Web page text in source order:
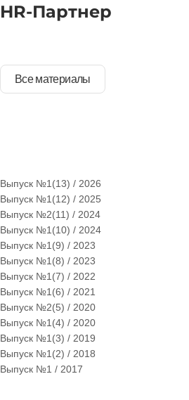
HR-Партнер
Все материалы
Выпуск №1(13) / 2026
Выпуск №1(12) / 2025
Выпуск №2(11) / 2024
Выпуск №1(10) / 2024
Выпуск №1(9) / 2023
Выпуск №1(8) / 2023
Выпуск №1(7) / 2022
Выпуск №1(6) / 2021
Выпуск №2(5) / 2020
Выпуск №1(4) / 2020
Выпуск №1(3) / 2019
Выпуск №1(2) / 2018
Выпуск №1 / 2017